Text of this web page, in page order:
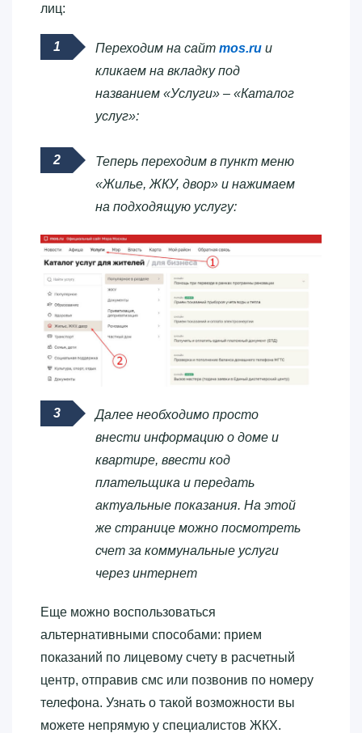
лиц:
Переходим на сайт mos.ru и
кликаем на вкладку под
названием «Услуги» – «Каталог
услуг»:
Теперь переходим в пункт меню
«Жилье, ЖКУ, двор» и нажимаем
на подходящую услугу:
Далее необходимо просто
внести информацию о доме и
квартире, ввести код
плательщика и передать
актуальные показания. На этой
же странице можно посмотреть
счет за коммунальные услуги
через интернет
Еще можно воспользоваться
альтернативными способами: прием
показаний по лицевому счету в расчетный
центр, отправив смс или позвонив по номеру
телефона. Узнать о такой возможности вы
можете непрямую у специалистов ЖКХ.